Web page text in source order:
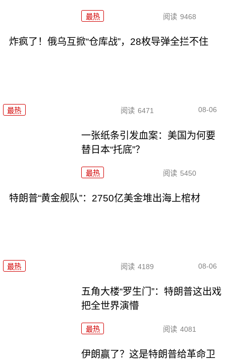
最热 阅读 9468
炸疯了！俄乌互掀“仓库战”，28枚导弹全拦不住
最热 阅读 6471 08-06
一张纸条引发血案：美国为何要
替日本“托底”？
最热 阅读 5450
特朗普“黄金舰队”：2750亿美金堆出海上棺材
最热 阅读 4189 08-06
五角大楼“罗生门”：特朗普这出戏
把全世界演懵
最热 阅读 4081
伊朗赢了？这是特朗普给革命卫